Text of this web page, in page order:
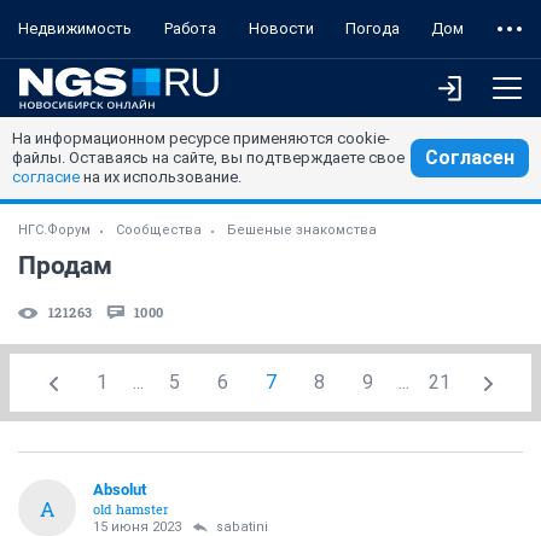
Недвижимость Работа Новости Погода Дом
На информационном ресурсе применяются cookie-
файлы. Оставаясь на сайте, вы подтверждаете свое
согласие на их использование.
Согласен
НГС.Форум Сообщества Бешеные знакомства
Продам
121263 1000
1 ... 5 6 7 8 9 ... 21
A
Absolut
old hamster
15 июня 2023 sabatini